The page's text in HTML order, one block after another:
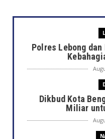
Polres Lebong
Dikbud Kota
Miliar